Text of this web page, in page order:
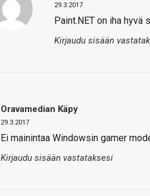
29.3.2017
Paint.NET on iha
Kirjaudu sisään
Oravamedian Käpy
29.3.2017
Ei mainintaa Windowsin gamer
Kirjaudu sisään vastataksesi